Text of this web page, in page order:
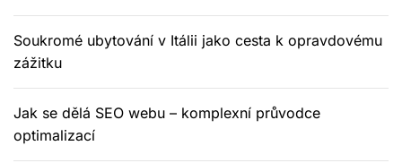
Soukromé ubytování v Itálii jako cesta k opravdovému
zážitku
Jak se dělá SEO webu – komplexní průvodce
optimalizací